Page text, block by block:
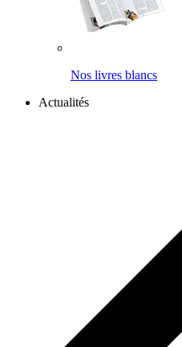
Nos livres blancs
Actualités